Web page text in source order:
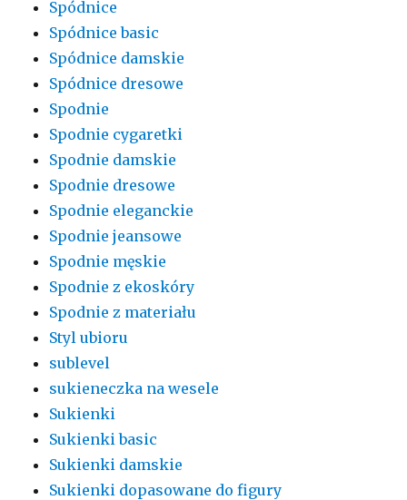
Spódnice
Spódnice basic
Spódnice damskie
Spódnice dresowe
Spodnie
Spodnie cygaretki
Spodnie damskie
Spodnie dresowe
Spodnie eleganckie
Spodnie jeansowe
Spodnie męskie
Spodnie z ekoskóry
Spodnie z materiału
Styl ubioru
sublevel
sukieneczka na wesele
Sukienki
Sukienki basic
Sukienki damskie
Sukienki dopasowane do figury